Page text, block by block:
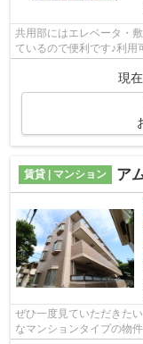
共用部にはエレベータ・
ているので便利です♪利
て駅を選べる物件です♪令
現
賃貸 | マンション ア
ぜひ一度見ていただきた
なマンションタイプの物